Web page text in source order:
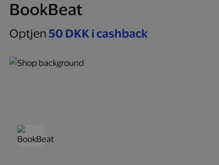
BookBeat
Optjen 50 DKK i cashback